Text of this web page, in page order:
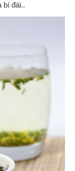
bí đái..